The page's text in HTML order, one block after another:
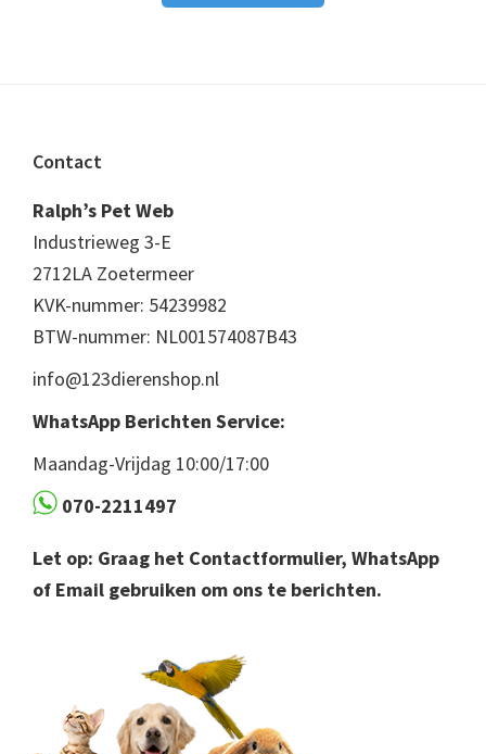
Footer
Contact
Ralph’s Pet Web
Industrieweg 3-E
2712LA Zoetermeer
KVK-nummer: 54239982
BTW-nummer: NL001574087B43
info@123dierenshop.nl
WhatsApp Berichten Service:
Maandag-Vrijdag 10:00/17:00
070-2211497
Let op: Graag het Contactformulier, WhatsApp
of Email gebruiken om ons te berichten.